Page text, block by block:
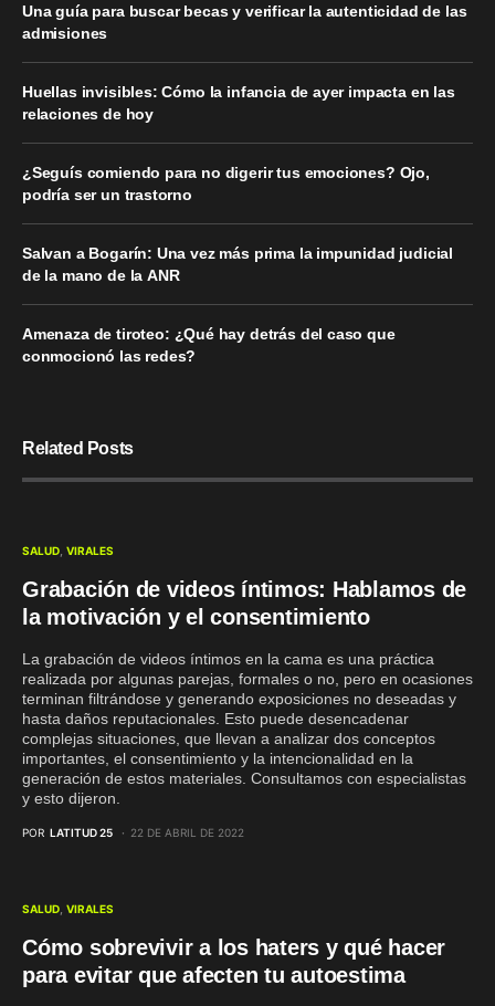
Una guía para buscar becas y verificar la autenticidad de las
admisiones
Huellas invisibles: Cómo la infancia de ayer impacta en las
relaciones de hoy
¿Seguís comiendo para no digerir tus emociones? Ojo,
podría ser un trastorno
Salvan a Bogarín: Una vez más prima la impunidad judicial
de la mano de la ANR
Amenaza de tiroteo: ¿Qué hay detrás del caso que
conmocionó las redes?
Related Posts
SALUD VIRALES
Grabación de videos íntimos: Hablamos de
la motivación y el consentimiento
La grabación de videos íntimos en la cama es una práctica
realizada por algunas parejas, formales o no, pero en ocasiones
terminan filtrándose y generando exposiciones no deseadas y
hasta daños reputacionales. Esto puede desencadenar
complejas situaciones, que llevan a analizar dos conceptos
importantes, el consentimiento y la intencionalidad en la
generación de estos materiales. Consultamos con especialistas
y esto dijeron.
POR LATITUD 25 22 DE ABRIL DE 2022
SALUD VIRALES
Cómo sobrevivir a los haters y qué hacer
para evitar que afecten tu autoestima